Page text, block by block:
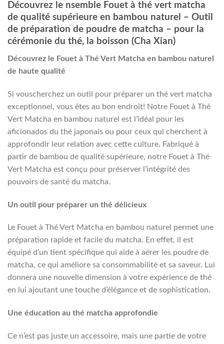
Découvrez le nsemble Fouet à thé vert matcha
de qualité supérieure en bambou naturel – Outil
de préparation de poudre de matcha – pour la
cérémonie du thé, la boisson (Cha Xian)
Découvrez le Fouet à Thé Vert Matcha en bambou naturel
de haute qualité
Si vouscherchez un outil pour préparer un thé vert matcha
exceptionnel, vous êtes au bon endroit! Notre Fouet à Thé
Vert Matcha en bambou naturel est l’idéal pour les
aficionados du thé japonais ou pour ceux qui cherchent à
approfondir leur relation avec cette culture. Fabriqué à
partir de bambou de qualité supérieure, notre Fouet à Thé
Vert Matcha est conçu pour préserver l’intégrité des
pouvoirs de santé du matcha.
Un outil pour préparer un thé délicieux
Le Fouet à Thé Vert Matcha en bambou naturel permet une
préparation rapide et facile du matcha. En effet, il est
équipé d’un tient spécifique qui aide à aérer les poudre de
matcha, ce qui améliore sa consommabilité et sa saveur. Lui
donnera une nouvelle dimension à votre expérience de thé
en lui ajoutant une touche d’élégance et de sophistication.
Une éducation au thé matcha approfondie
Ce n’est pas juste un accessoire, mais une partie de votre